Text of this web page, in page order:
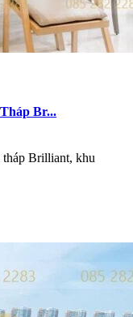
Br...
tháp Brilliant, khu